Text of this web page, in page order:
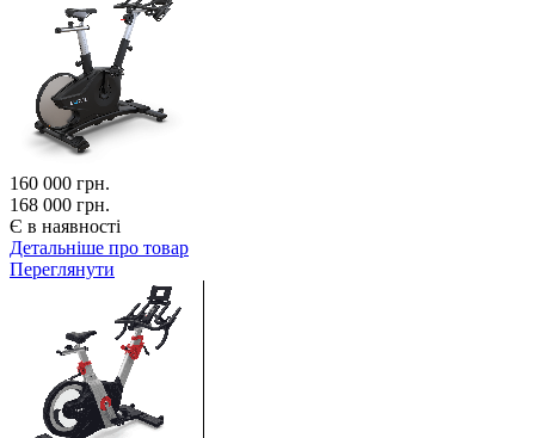
160 000 грн.
168 000 грн.
Є в наявності
Детальніше про товар
Переглянути